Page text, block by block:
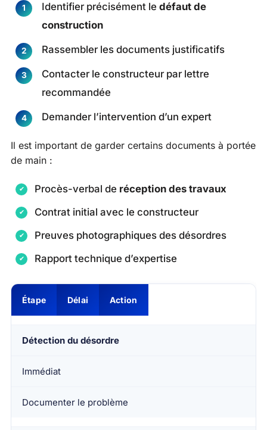
Identifier précisément le défaut de
construction
Rassembler les documents justificatifs
Contacter le constructeur par lettre
recommandée
Demander l’intervention d’un expert
Il est important de garder certains documents à portée
de main :
Procès-verbal de réception des travaux
Contrat initial avec le constructeur
Preuves photographiques des désordres
Rapport technique d’expertise
Étape Délai Action
Détection du désordre
Immédiat
Documenter le problème